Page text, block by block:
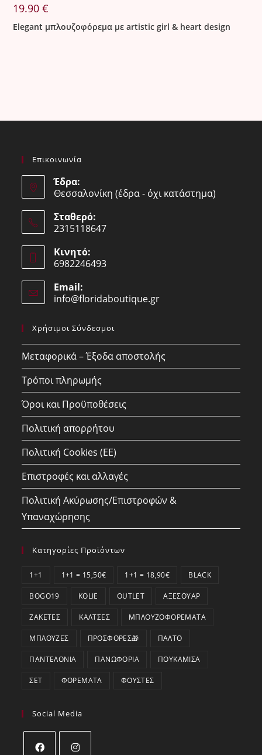
19.90€
Elegant μπλουζοφόρεμα με artistic girl & heart design
Επικοινωνία
Έδρα:
Θεσσαλονίκη (έδρα - όχι κατάστημα)
Σταθερό:
2315118647
in
your
application
Κινητό:
6982246493
in
your
Email:
info@floridaboutique.grOpens
Χρήσιμοι Σύνδεσμοι
Μεταφορικά – Έξοδα αποστολής
Τρόποι πληρωμής
Όροι και Προϋποθέσεις
Πολιτική απορρήτου
Πολιτική Cookies (ΕΕ)
Επιστροφές και αλλαγές
Πολιτική Ακύρωσης/Επιστροφών &
Υπαναχώρησης
Κατηγορίες Προϊόντων
1+1 1+1 = 15,50€ 1+1 = 18,90€ BLACK
BOGO19 KOLIE OUTLET ΑΞΕΣΟΥΆΡ
ΖΑΚΈΤΕΣ ΚΆΛΤΣΕΣ ΜΠΛΟΥΖΟΦΟΡΈΜΑΤΑ
ΜΠΛΟΎΖΕΣ ΠΡΟΣΦΟΡΕΣ🎁 ΠΑΛΤΌ
ΠΑΝΤΕΛΌΝΙΑ ΠΑΝΩΦΌΡΙΑ ΠΟΥΚΆΜΙΣΑ
ΣΕΤ ΦΟΡΈΜΑΤΑ ΦΟΎΣΤΕΣ
Social Media